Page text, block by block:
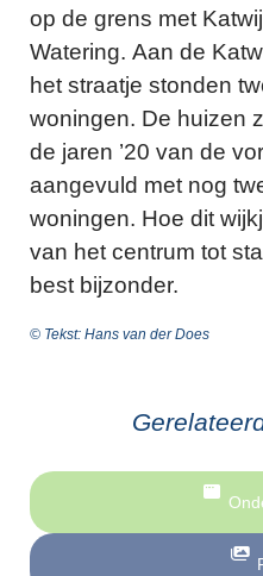
op de grens met
Watering. Aan de
het straatje stonden
woningen. De huizen
de jaren ’20 van de
aangevuld met nog
woningen. Hoe dit
van het centrum tot
best bijzonder.
© Tekst: Hans van der Does